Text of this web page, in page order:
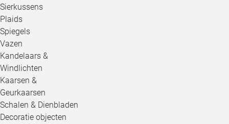
Sierkussens
Plaids
Spiegels
Vazen
Kandelaars &
Windlichten
Kaarsen &
Geurkaarsen
Schalen & Dienbladen
Decoratie objecten